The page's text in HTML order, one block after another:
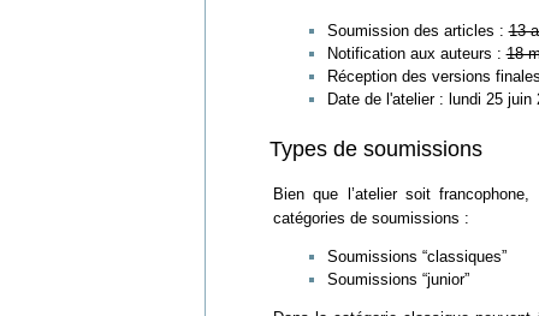
Soumission des articles :13
Notification aux auteurs :18
Réception des versions
Date de l'atelier : lundi 25 juin
Types de soumissions
Bien que l’atelier soit
catégories de soumissions :
Soumissions “classiques”
Soumissions “junior”